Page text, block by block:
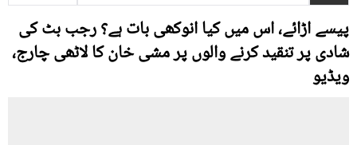
پیسے اڑائے، اس میں کیا انوکھی بات ہے؟ رجب بٹ کی
شادی پر تنقید کرنے والوں پر مشی خان کا لاٹھی چارج،
ویڈیو